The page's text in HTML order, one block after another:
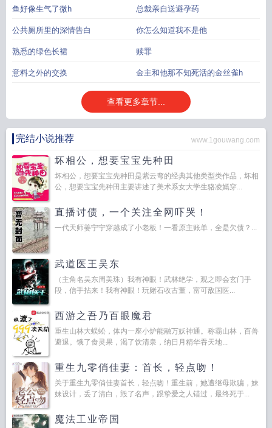
鱼好像生气了微h 总裁亲自送避孕药
公共厕所里的深情告白 你怎么知道我不是他
熟悉的绿色长裙 赎罪
意料之外的交换 金主和他那不知死活的金丝雀h
查看更多章节...
完结小说推荐 www.1gouwang.com
坏相公，想要宝宝先种田
坏相公，想要宝宝先种田是紫云弯的经典其他类型类作品，坏相
公，想要宝宝先种田主要讲述了美术系女大学生骆凌嫣穿...
直播讨债，一个关注全网吓哭！
一代天师姜宁宁穿越成了小老板！一看原主账单，全是欠债？...
武道医王吴东
（主角名吴东周美珠）我有神眼！武林绝学，观之即会玄门手
段，信手拈来！我有神眼！玩赌石收古董，富可敌国医...
西游之吾乃百眼魔君
重生山林大蜈蚣，体内一座小炉能融万妖神通。称霸山林，百兽
避退。饿了食灵果，渴了饮清泉，纳日月精华吞天地...
重生九零俏佳妻：首长，轻点吻！
关于重生九零俏佳妻首长，轻点吻！重生前，她遭继母欺骗，妹
妹设计，丢了清白，毁了名声，跟挚爱之人错过，最终死于...
魔法工业帝国